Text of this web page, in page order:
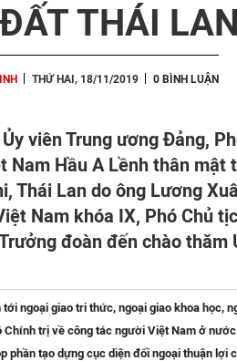
THÁI LAN
THỨ HAI, 18/11/2019 0 BÌNH LUẬN
viên Trung ương Đảng,
Nam Hầu A Lềnh thân mật
Thái Lan do ông Lương
Nam khóa IX, Phó Chủ
đoàn đến chào thăm
ngoại giao tri thức, ngoại giao khoa học,
Chính trị về công tác người Việt Nam ở
phần tạo dựng cục diện đối ngoại thuận lợi